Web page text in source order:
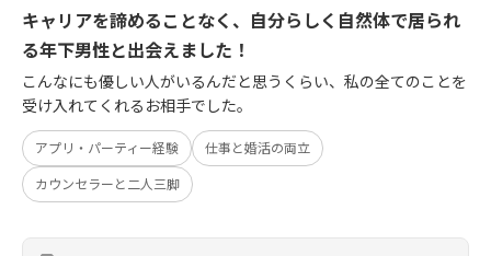
キャリアを諦めることなく、自分らしく自然体で居られ
る年下男性と出会えました！
こんなにも優しい人がいるんだと思うくらい、私の全てのことを
受け入れてくれるお相手でした。
アプリ・パーティー経験
仕事と婚活の両立
カウンセラーと二人三脚